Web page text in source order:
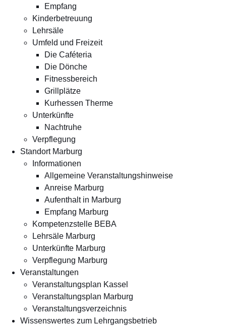
Empfang
Kinderbetreuung
Lehrsäle
Umfeld und Freizeit
Die Caféteria
Die Dönche
Fitnessbereich
Grillplätze
Kurhessen Therme
Unterkünfte
Nachtruhe
Verpflegung
Standort Marburg
Informationen
Allgemeine Veranstaltungshinweise
Anreise Marburg
Aufenthalt in Marburg
Empfang Marburg
Kompetenzstelle BEBA
Lehrsäle Marburg
Unterkünfte Marburg
Verpflegung Marburg
Veranstaltungen
Veranstaltungsplan Kassel
Veranstaltungsplan Marburg
Veranstaltungsverzeichnis
Wissenswertes zum Lehrgangsbetrieb